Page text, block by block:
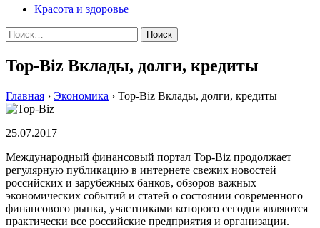
Красота и здоровье
Найти:
Top-Biz Вклады, долги, кредиты
Главная › Экономика › Top-Biz Вклады, долги, кредиты
25.07.2017
Международный финансовый портал Top-Biz продолжает
регулярную публикацию в интернете свежих новостей
российских и зарубежных банков, обзоров важных
экономических событий и статей о состоянии современного
финансового рынка, участниками которого сегодня являются
практически все российские предприятия и организации.